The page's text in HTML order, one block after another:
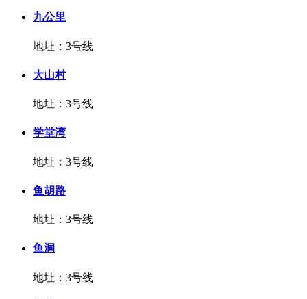
九公里
地址：3号线
大山村
地址：3号线
学堂湾
地址：3号线
鱼胡路
地址：3号线
鱼洞
地址：3号线